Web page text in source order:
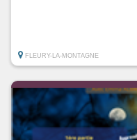
FLEURY-LA-MONTAGNE